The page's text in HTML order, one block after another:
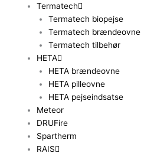
Termatech
Termatech biopejse
Termatech brændeovne
Termatech tilbehør
HETA
HETA brændeovne
HETA pilleovne
HETA pejseindsatse
Meteor
DRUFire
Spartherm
RAIS